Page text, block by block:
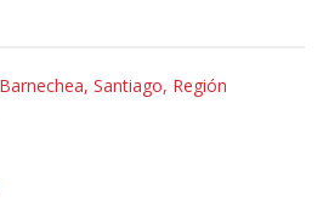
Santiago, Región